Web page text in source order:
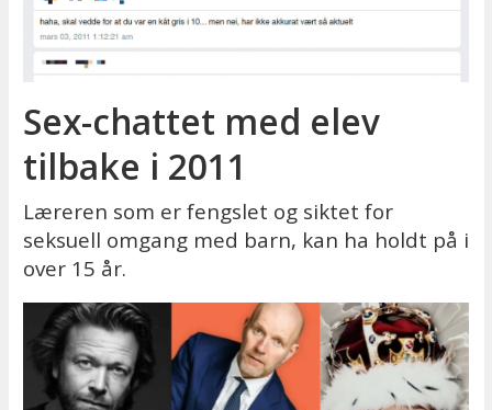
Sex-chattet med elev
tilbake i 2011
Læreren som er fengslet og siktet for
seksuell omgang med barn, kan ha holdt på i
over 15 år.